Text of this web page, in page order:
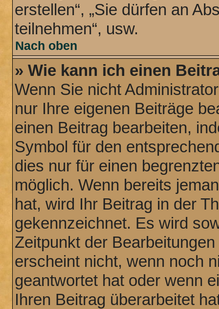
erstellen“, „Sie dürfen an
teilnehmen“, usw.
Nach oben
» Wie kann ich einen
Wenn Sie nicht
nur Ihre eigenen Beiträge
einen Beitrag bearbeiten,
Symbol für den
dies nur für einen
möglich. Wenn bereits
hat, wird Ihr Beitrag in der
gekennzeichnet. Es wird
Zeitpunkt der
erscheint nicht, wenn noch
geantwortet hat oder wenn
Ihren Beitrag überarbeitet